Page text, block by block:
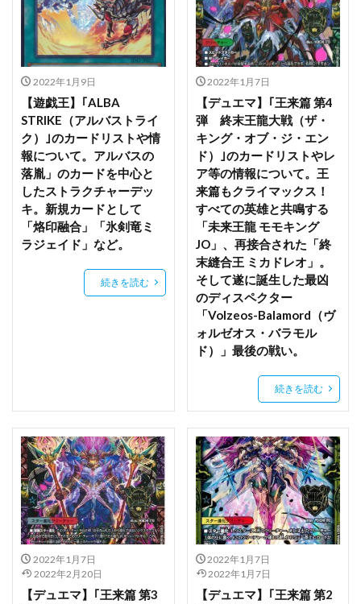
古見川葵
古見硝子
可愛いカード
史上最強の大魔王、村人Aに転生する
叶姉妹
叶恭子
叶美香 同期ちゃん
吾妻
呂蒙子明
呪術廻戦
和セーラーちゃん
和泉沢愛生
和泉紗霧
咲う アルスノトリア
咲良ゆき
喜多川海夢
四季 四宮かぐや
四楓院夜一
四糸乃
回天堂 園田智代子
地獄先生ぬ～べ～
地雷コーデエロフ-ルナ
地霊使いアウス/Aussa the Earth Chamer
塗山紅紅
夏芽
多喜川メアル
夜桜 夢魔の踊り
大好真々子
大火鳥玩具（ビッグファイヤーバードビルド）
天使ちゃん(チョロい)
天元突破グレンラガン 天宮凛
天野エリカ
失格紋の最強賢者
女上司
姉なるもの 姫柊雪菜
学マス
学園アイドルマスター
宇佐田みみ
宇崎ちゃんは遊びたい！
宇崎ちゃんは遊びたい！ω
宇崎月
宝多六花 宝玉の伝説
宝玉獣
宝玉獣 サファイア・ペガサス/Crystal Beast Sapphire Pegasus
宝鐘マリン
宮本フレデリカ 宮本武蔵
宵崎奏
宿儺
対魔忍RPG
対魔忍ユキカゼ2
小アルベール
小悪魔ちゃん-萬魔にうむ-
2022年1月9日
【遊戯王】｢ALBA
STRIKE（アルバストライ
ク）｣のカードリストや情
報について。アルバスの
落胤」のカードを中心と
したストラクチャーデッ
キ。新規カードとして
「烙印融合」「氷剣竜ミ
ラジェイド」など。
続きを読む
2022年1月7日
【デュエマ】｢王来篇 第4
弾 終末王龍大戦（ザ・
キング・オブ・ジ・エン
ド）｣のカードリストやレ
ア等の情報について。王
来篇もクライマックス！
すべての英雄と共鳴する
「未来王龍 モモキング
JO」、再接合された「終
末縫合王 ミカドレオ」。
そして遂に誕生した最凶
のディスペクター
「Volzeos-Balamord（ヴ
ォルゼオス・バラモル
ド）」最後の戦い。
続きを読む
2022年1月7日
2022年2月20日
【デュエマ】｢王来篇 第3
2022年1月7日
2022年1月7日
【デュエマ】｢王来篇 第2